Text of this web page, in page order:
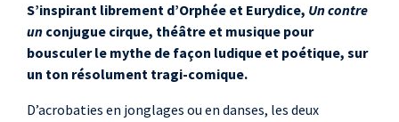
Elodie Labat
, régie
générale et régie
lumières
S’inspirant librement d’Orphée et Eurydice, Un contre
un conjugue cirque, théâtre et musique pour
bousculer le mythe de façon ludique et poétique, sur
un ton résolument tragi-comique.
D’acrobaties en jonglages ou en danses, les deux